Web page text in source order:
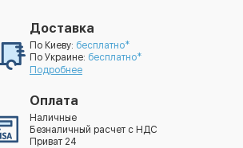
Доставка
По Киеву: бесплатно*
По Украине: бесплатно*
Подробнее
Оплата
Наличные
Безналичный расчет с НДС
Приват 24